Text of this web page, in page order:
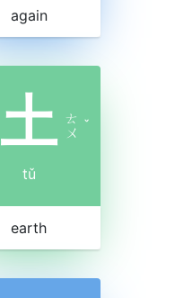
again
土 ㄊ
ㄨ ˇ
tǔ
earth